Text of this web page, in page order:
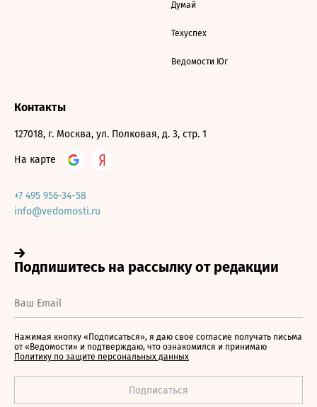
Думай
Техуспех
Ведомости Юг
Контакты
127018, г. Москва, ул. Полковая, д. 3, стр. 1
На карте
+7 495 956-34-58
info@vedomosti.ru
Нажимая кнопку «Подписаться», я даю свое согласие получать письма
от «Ведомости» и подтверждаю, что ознакомился и принимаю
Политику по защите персональных данных